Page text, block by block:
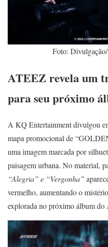
Foto:
ATEEZ revela um
para seu próximo
A KQ Entertainment divulgou
mapa promocional de
uma imagem marcada por
paisagem urbana. No material,
“Alegria” e “Vergonha”
vermelho, aumentando o
explorada no próximo álbum